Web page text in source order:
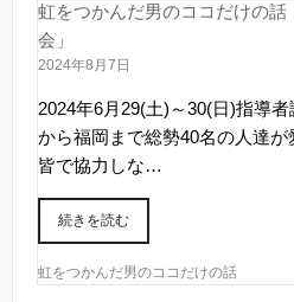
虹をつかんだ男のココだけの話
会」
2024年8月7日
2024年6月29(土)～30(日)指導
から福岡まで総勢40名の人達が
皆で協力しな…
続きを読む
虹をつかんだ男のココだけの話